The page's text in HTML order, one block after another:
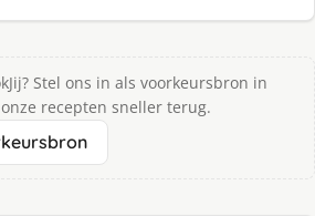
Stel ons in als voorkeursbron in
recepten sneller terug.